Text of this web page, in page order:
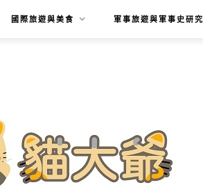
國際旅遊與美食 軍事旅遊與軍事史研究